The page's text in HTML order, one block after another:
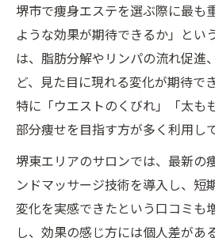
堺東の痩身エステで続
コツ
痩身エステが意味ない
策
パーソナルジム併用で
なる理由
痩身エステの結果を左
夫
部分痩せに悩む女性におす
堺市で痩身エステを選ぶ際に最も
ような効果が期待できるか」とい
は、脂肪分解やリンパの流れ促進
ど、見た目に現れる変化が期待で
特に「ウエストのくびれ」「太も
部分痩せを目指す方が多く利用し
堺東エリアのサロンでは、最新の
ンドマッサージ技術を導入し、短
変化を実感できたという口コミも
し、効果の感じ方には個人差があ